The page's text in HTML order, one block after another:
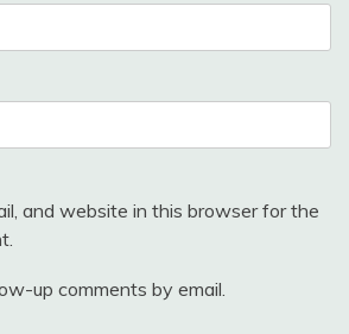
and website in this browser for the
up comments by email.